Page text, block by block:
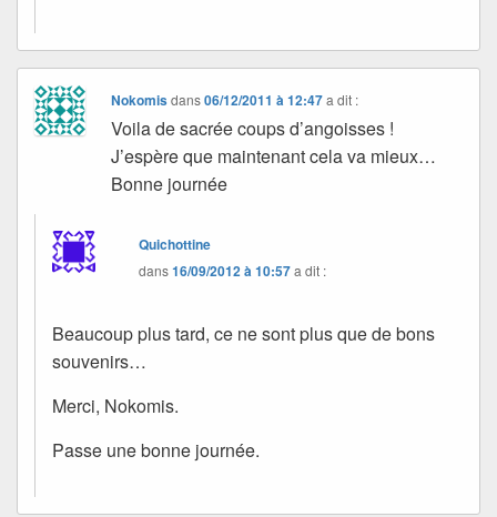
Nokomisdans06/12/2011 à 12:47 a dit :
Voila de sacrée coups d’angoisses !
J’espère que maintenant cela va mieux…
Bonne journée
Quichottine
dans16/09/2012 à 10:57a dit :
Beaucoup plus tard, ce ne sont plus que de bons
souvenirs…
Merci, Nokomis.
Passe une bonne journée.